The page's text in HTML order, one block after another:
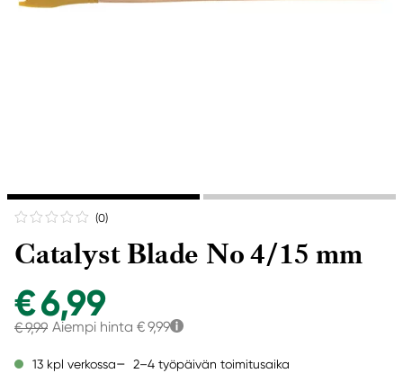
(0)
Catalyst Blade No 4/15 mm
€ 6,99
€ 9,99 Aiempi hinta € 9,99
13 kpl verkossa 2–4 työpäivän toimitusaika